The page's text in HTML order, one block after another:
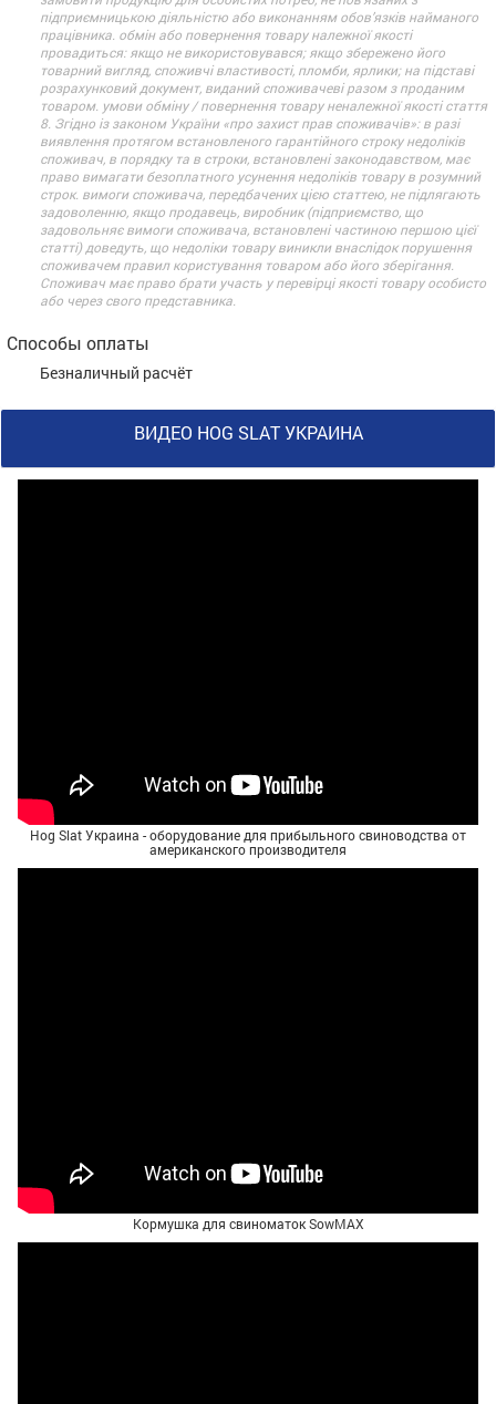
підприємницькою діяльністю або виконанням обов’язків найманого
працівника. обмін або повернення товару належної якості
провадиться: якщо не використовувався; якщо збережено його
товарний вигляд, споживчі властивості, пломби, ярлики; на підставі
розрахунковий документ, виданий споживачеві разом з проданим
товаром. умови обміну / повернення товару неналежної якості стаття
8. Згідно із законом України «про захист прав споживачів»: в разі
виявлення протягом встановленого гарантійного строку недоліків
споживач, в порядку та в строки, встановлені законодавством, має
право вимагати безоплатного усунення недоліків товару в розумний
строк. вимоги споживача, передбачених цією статтею, не підлягають
задоволенню, якщо продавець, виробник (підприємство, що
задовольняє вимоги споживача, встановлені частиною першою цієї
статті) доведуть, що недоліки товару виникли внаслідок порушення
споживачем правил користування товаром або його зберігання.
Споживач має право брати участь у перевірці якості товару особисто
або через свого представника.
Способы оплаты
Безналичный расчёт
ВИДЕО HOG SLAT УКРАИНА
Hog Slat Украина - оборудование для прибыльного свиноводства от
американского производителя
Кормушка для свиноматок SowMAX